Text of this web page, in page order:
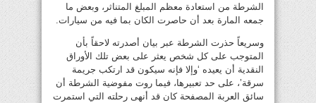
الشرطة من استعادة معظم المبلغ المتناثر، وبعض ما
جمعه المارة بعد أن حاصرت الكان بما فيه من سيارات.
وسريعاً حذرت الشرطة عبر بيان أصدرته لاحقاً بأن
المتوجب على كل شخص يعثر على بعض تلك الأوراق
النقدية أن يعيده ‘وإلا فإنه سيكون قد ارتكب جريمة
سرقة’، على حد تعبيرها، فيما روت مفوضية الشرطة أن
سائق العربة المصفحة كان قد أنهى رحلته التي استمرت